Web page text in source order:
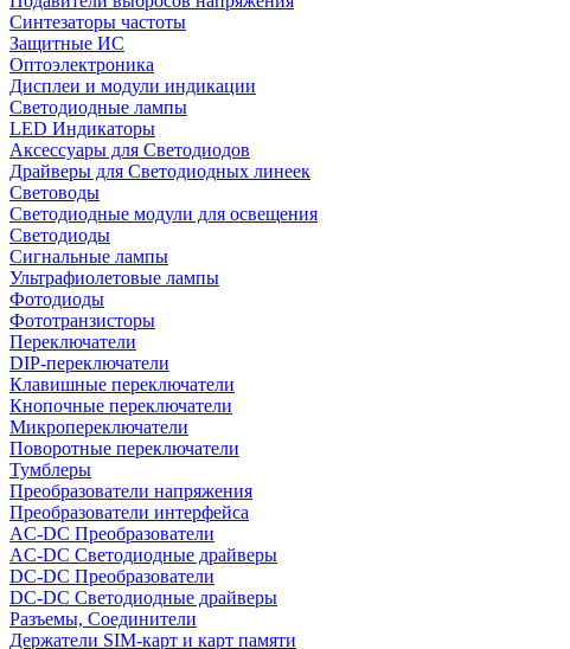
Синтезаторы частоты
Защитные ИС
Оптоэлектроника
Дисплеи и модули индикации
Светодиодные лампы
LED Индикаторы
Аксессуары для Светодиодов
Драйверы для Светодиодных линеек
Световоды
Светодиодные модули для освещения
Светодиоды
Сигнальные лампы
Ультрафиолетовые лампы
Фотодиоды
Фототранзисторы
Переключатели
DIP-переключатели
Клавишные переключатели
Кнопочные переключатели
Микропереключатели
Поворотные переключатели
Тумблеры
Преобразователи напряжения
Преобразователи интерфейса
AC-DC Преобразователи
AC-DC Светодиодные драйверы
DC-DC Преобразователи
DC-DC Светодиодные драйверы
Разъемы, Соединители
Держатели SIM-карт и карт памяти